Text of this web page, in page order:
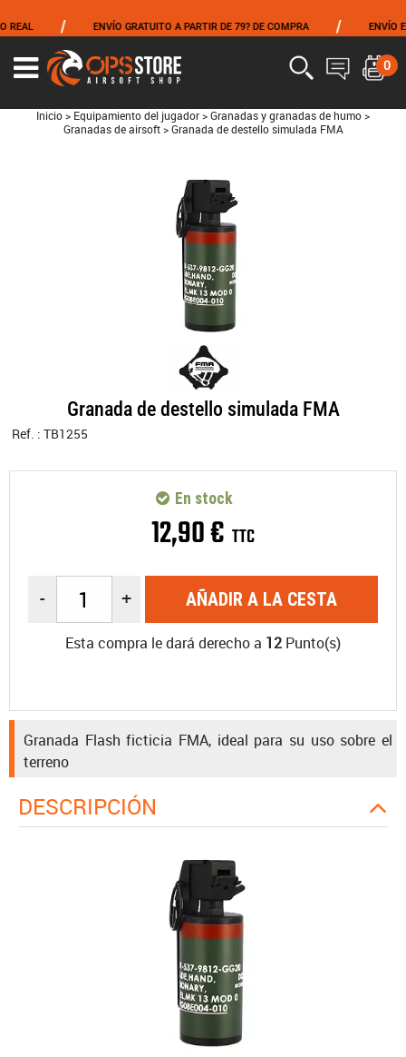
ENVÍO GRATUITO A PARTIR DE 79? DE COMPRA ENVÍO EL
0
Inicio > Equipamiento del jugador > Granadas y granadas de humo >
Granadas de airsoft > Granada de destello simulada FMA
Granada de destello simulada FMA
Ref. : TB1255
12,90€ TTC
En stock
- + AÑADIR A LA CESTA
Esta compra le dará derecho a 12 Punto(s)
Granada Flash ficticia FMA, ideal para su uso sobre el
terreno
DESCRIPCIÓN